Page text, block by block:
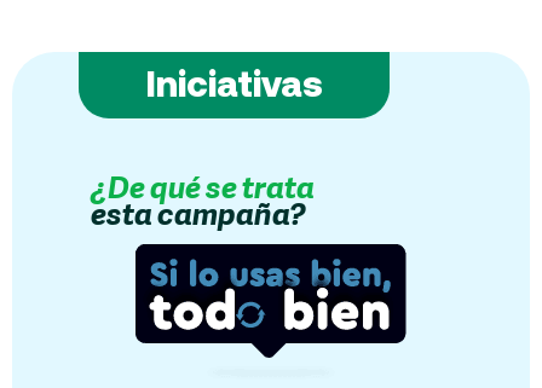
Iniciativas
¿De qué se trata
esta campaña?